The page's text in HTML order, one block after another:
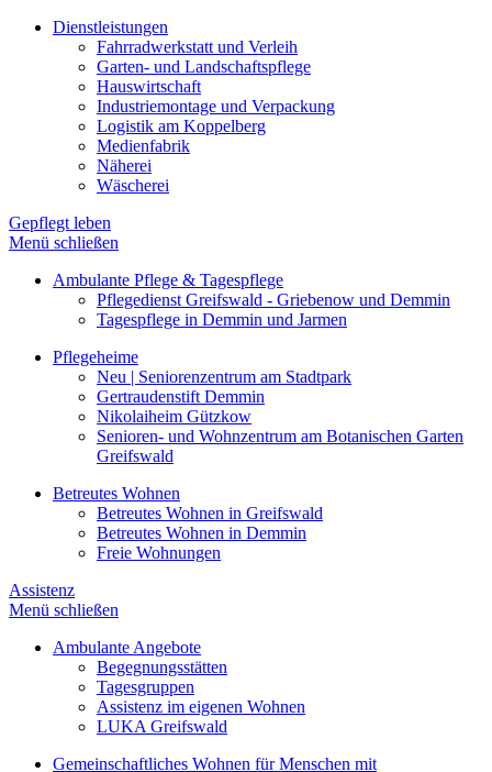
Dienstleistungen
Fahrradwerkstatt und Verleih
Garten- und Landschaftspflege
Hauswirtschaft
Industriemontage und Verpackung
Logistik am Koppelberg
Medienfabrik
Näherei
Wäscherei
Gepflegt leben
Menü schließen
Ambulante Pflege & Tagespflege
Pflegedienst Greifswald - Griebenow und Demmin
Tagespflege in Demmin und Jarmen
Pflegeheime
Neu | Seniorenzentrum am Stadtpark
Gertraudenstift Demmin
Nikolaiheim Gützkow
Senioren- und Wohnzentrum am Botanischen Garten
Greifswald
Betreutes Wohnen
Betreutes Wohnen in Greifswald
Betreutes Wohnen in Demmin
Freie Wohnungen
Assistenz
Menü schließen
Ambulante Angebote
Begegnungsstätten
Tagesgruppen
Assistenz im eigenen Wohnen
LUKA Greifswald
Gemeinschaftliches Wohnen für Menschen mit